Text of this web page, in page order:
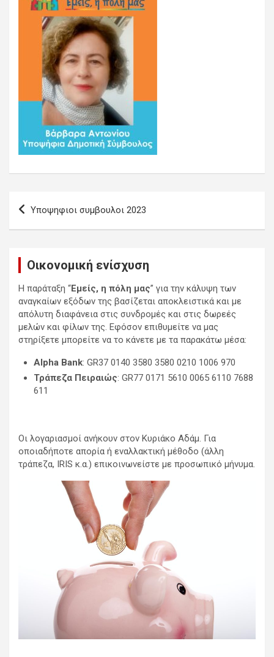
Πλοήγηση
άρθρων
Υποψηφιοι συμβουλοι 2023
Οικονομική ενίσχυση
Η παράταξη “Εμείς, η πόλη μας” για την κάλυψη των
αναγκαίων εξόδων της βασίζεται αποκλειστικά και με
απόλυτη διαφάνεια στις συνδρομές και στις δωρεές
μελών και φίλων της. Εφόσον επιθυμείτε να μας
στηρίξετε μπορείτε να το κάνετε με τα παρακάτω μέσα:
Alpha Bank: GR37 0140 3580 3580 0210 1006 970
Τράπεζα Πειραιώς: GR77 0171 5610 0065 6110 7688
611
Οι λογαριασμοί ανήκουν στον Κυριάκο Αδάμ. Για
οποιαδήποτε απορία ή εναλλακτική μέθοδο (άλλη
τράπεζα, IRIS κ.α.) επικοινωνείστε με προσωπικό μήνυμα.